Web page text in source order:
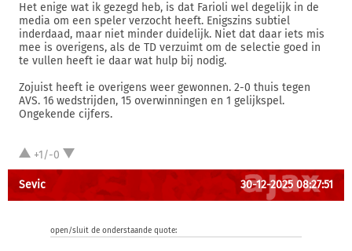
Het enige wat ik gezegd heb, is dat Farioli wel degelijk in de
media om een speler verzocht heeft. Enigszins subtiel
inderdaad, maar niet minder duidelijk. Niet dat daar iets mis
mee is overigens, als de TD verzuimt om de selectie goed in
te vullen heeft ie daar wat hulp bij nodig.
Zojuist heeft ie overigens weer gewonnen. 2-0 thuis tegen
AVS. 16 wedstrijden, 15 overwinningen en 1 gelijkspel.
Ongekende cijfers.
+1/-0
Sevic 30-12-2025 08:27:51
open/sluit de onderstaande quote: